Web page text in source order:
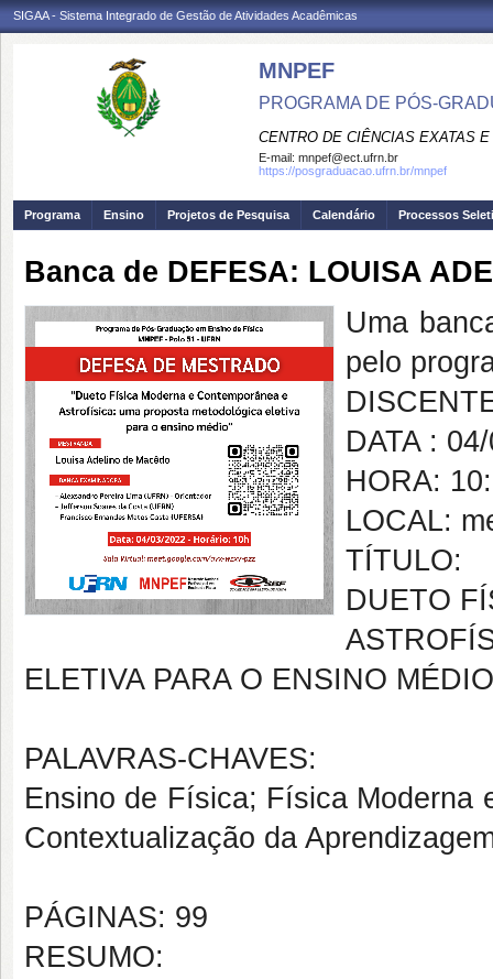
SIGAA - Sistema Integrado de Gestão de Atividades Acadêmicas
MNPEF
PROGRAMA DE PÓS-
CENTRO DE CIÊNCIAS EXATAS
E-mail: mnpef@ect.ufrn.br
https://posgraduacao.ufrn.br/mnpef
Programa Ensino Projetos de Pesquisa Calendário Processos
Banca de DEFESA: LOUISA
Uma
pelo
DATA :
HORA:
LOCAL:
TÍTULO:
DUETO
ELETIVA PARA O ENSINO MÉDIO
PALAVRAS-CHAVES:
Ensino de Física; Física Moderna
Contextualização da
PÁGINAS: 99
RESUMO: